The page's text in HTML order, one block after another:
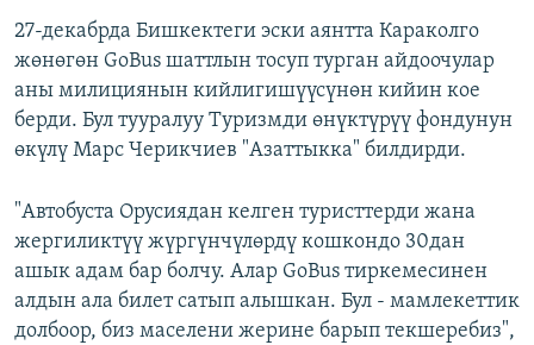
27-декабрда Бишкектеги эски аянтта Караколго
жөнөгөн GoBus шаттлын тосуп турган айдоочулар
аны милициянын кийлигишүүсүнөн кийин кое
берди. Бул тууралуу Туризмди өнүктүрүү фондунун
өкүлү Марс Черикчиев "Азаттыкка" билдирди.
"Автобуста Орусиядан келген туристтерди жана
жергиликтүү жүргүнчүлөрдү кошкондо 30дан
ашык адам бар болчу. Алар GoBus тиркемесинен
алдын ала билет сатып алышкан. Бул - мамлекеттик
долбоор, биз маселени жерине барып текшеребиз",